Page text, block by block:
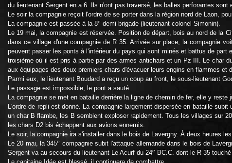
du lieutenant Sergent en a 6. Ils n'ont pas traversé, les balles perforantes sont
Le soir la compagnie reçoit l'ordre de se porter dans la région nord de Laon,
La compagnie est passée à la 8e demi-brigade (lieutenant-colonel Simonin).
Le 19 mai, la compagnie est réservée. Position de départ, bois au nord de la
dans ce village d'une compagnie de R 35. Arrivée sur place, la compagnie
peuvent passer les ponts à l'intérieur du pays qui sont minés et battus de
troisième où il est pris à partie par des armes antichars et un Pz III. Le char
aux équipages des deux premiers chars d'évacuer leurs engins en flammes et
Parmi eux, le lieutenant Boudard a reçu un coup au front, le sous-lieutenant
Le passage est impossible, le pont a sauté.
La compagnie se met en bataille derrière la ligne de chemin de fer, elle y
L'ordre de repli est donné. La compagnie largement dispersée en bataille
un char B flambe, les B semblent exploser rapidement. Tous les villages sur
les chars D2 bis échappent aux avions ennemis.
Le soir, la compagnie ira s'installer dans le bois de Lavergny. À deux heures
Le 20 mai, la 345e compagnie subit l'attaque allemande dans le bois de
Sergent va au secours du lieutenant Le Acurf du 24e BC.C. dont le R 35